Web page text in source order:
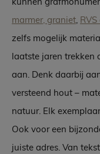
marmer, graniet,
zelfs mogelijk
laatste jaren trekken
aan. Denk daarbij
versteend hout –
natuur. Elk
Ook voor een
juiste adres. Van